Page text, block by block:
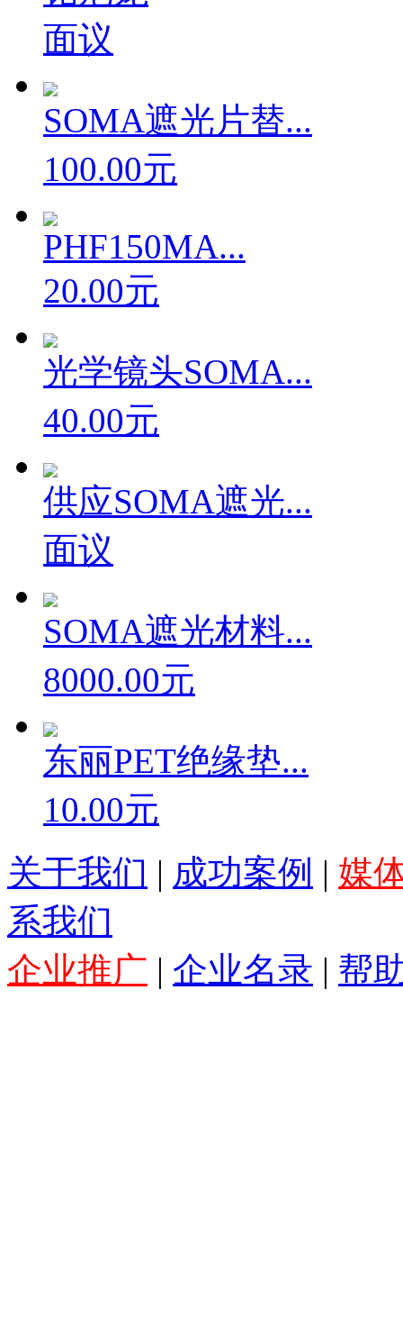
钼尼龙
面议
SOMA遮光片替...
100.00元
PHF150MA...
20.00元
光学镜头SOMA...
40.00元
供应SOMA遮光...
面议
SOMA遮光材料...
8000.00元
东丽PET绝缘垫...
10.00元
关于我们 | 成功案例 | 媒
系我们
企业推广 | 企业名录 | 帮